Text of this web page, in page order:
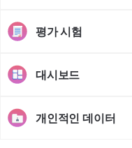
평가 시험
대시보드
개인적인 데이터